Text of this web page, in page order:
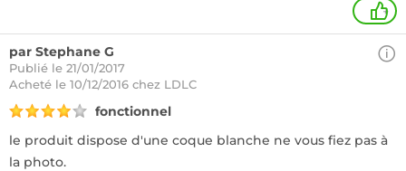
+
par Stephane G
Publié le 21/01/2017
Acheté le 10/12/2016 chez LDLC
fonctionnel
le produit dispose d'une coque blanche ne vous fiez pas à
la photo.